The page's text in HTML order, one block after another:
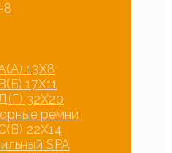
8
13Х8
17Х11
32Х20
ремни
22Х14
SPA